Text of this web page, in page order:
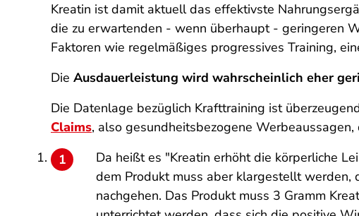
Kreatin ist damit aktuell das effektivste
die zu erwartenden - wenn überhaupt - geringeren
Faktoren wie regelmäßiges progressives Training,
Die Ausdauerleistung wird wahrscheinlich eher
Die Datenlage bezüglich Krafttraining ist
Claims, also gesundheitsbezogene
Da heißt es "Kreatin erhöht die körperliche
dem Produkt muss aber klargestellt werden,
nachgehen. Das Produkt muss 3 Gramm